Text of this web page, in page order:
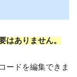
はありません。
ードを編集できま